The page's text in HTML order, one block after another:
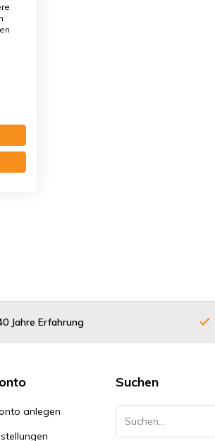
Jahre Erfahrung
anlegen
Suchen